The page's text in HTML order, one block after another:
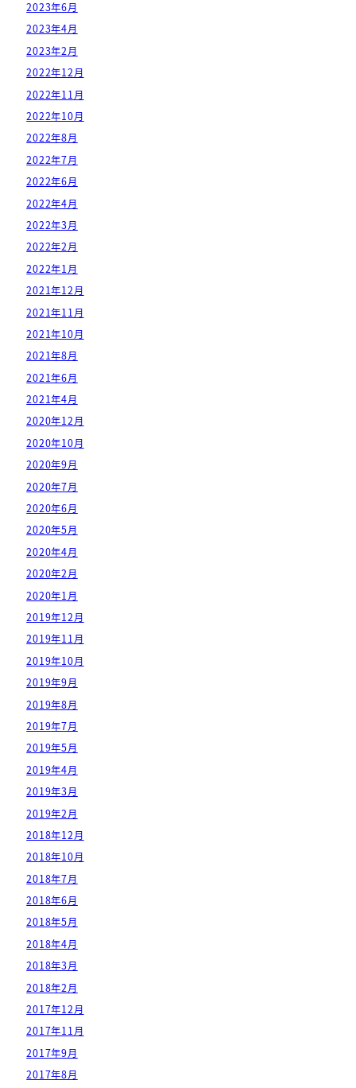
2023年6月
2023年4月
2023年2月
2022年12月
2022年11月
2022年10月
2022年8月
2022年7月
2022年6月
2022年4月
2022年3月
2022年2月
2022年1月
2021年12月
2021年11月
2021年10月
2021年8月
2021年6月
2021年4月
2020年12月
2020年10月
2020年9月
2020年7月
2020年6月
2020年5月
2020年4月
2020年2月
2020年1月
2019年12月
2019年11月
2019年10月
2019年9月
2019年8月
2019年7月
2019年5月
2019年4月
2019年3月
2019年2月
2018年12月
2018年10月
2018年7月
2018年6月
2018年5月
2018年4月
2018年3月
2018年2月
2017年12月
2017年11月
2017年9月
2017年8月